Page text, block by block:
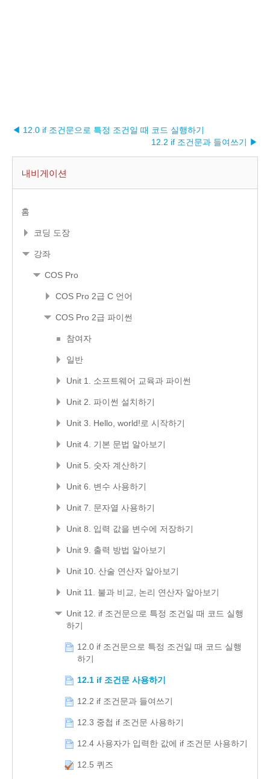
◀ 12.0 if 조건문으로 특정 조건일 때 코드 실행하기
12.2 if 조건문과 들여쓰기 ▶︎
내비게이션
홈
코딩 도장
강좌
COS Pro
COS Pro 2급 C 언어
COS Pro 2급 파이썬
참여자
일반
Unit 1. 소프트웨어 교육과 파이썬
Unit 2. 파이썬 설치하기
Unit 3. Hello, world!로 시작하기
Unit 4. 기본 문법 알아보기
Unit 5. 숫자 계산하기
Unit 6. 변수 사용하기
Unit 7. 문자열 사용하기
Unit 8. 입력 값을 변수에 저장하기
Unit 9. 출력 방법 알아보기
Unit 10. 산술 연산자 알아보기
Unit 11. 불과 비교, 논리 연산자 알아보기
Unit 12. if 조건문으로 특정 조건일 때 코드 실행
하기
12.0 if 조건문으로 특정 조건일 때 코드 실행
하기
12.1 if 조건문 사용하기
12.2 if 조건문과 들여쓰기
12.3 중첩 if 조건문 사용하기
12.4 사용자가 입력한 값에 if 조건문 사용하기
12.5 퀴즈